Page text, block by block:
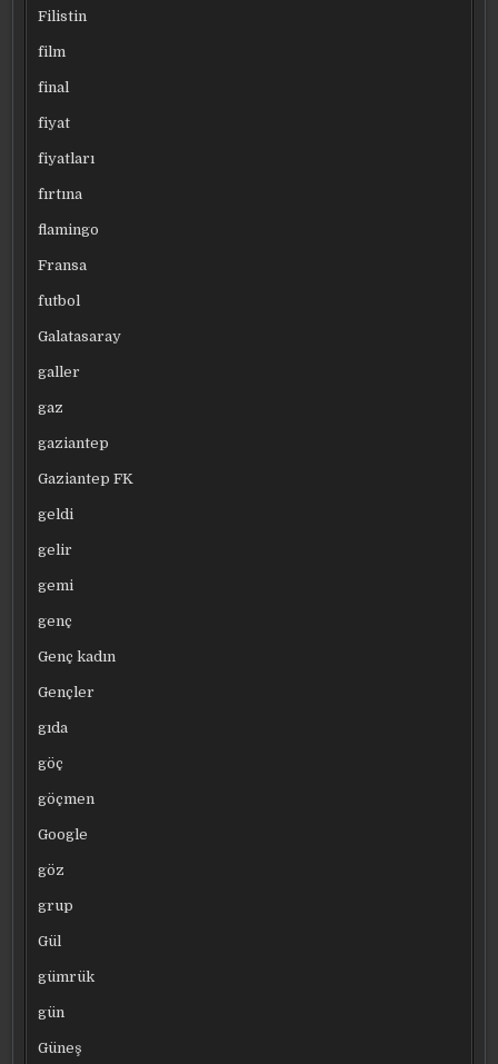
Filistin
film
final
fiyat
fiyatları
fırtına
flamingo
Fransa
futbol
Galatasaray
galler
gaz
gaziantep
Gaziantep FK
geldi
gelir
gemi
genç
Genç kadın
Gençler
gıda
göç
göçmen
Google
göz
grup
Gül
gümrük
gün
Güneş